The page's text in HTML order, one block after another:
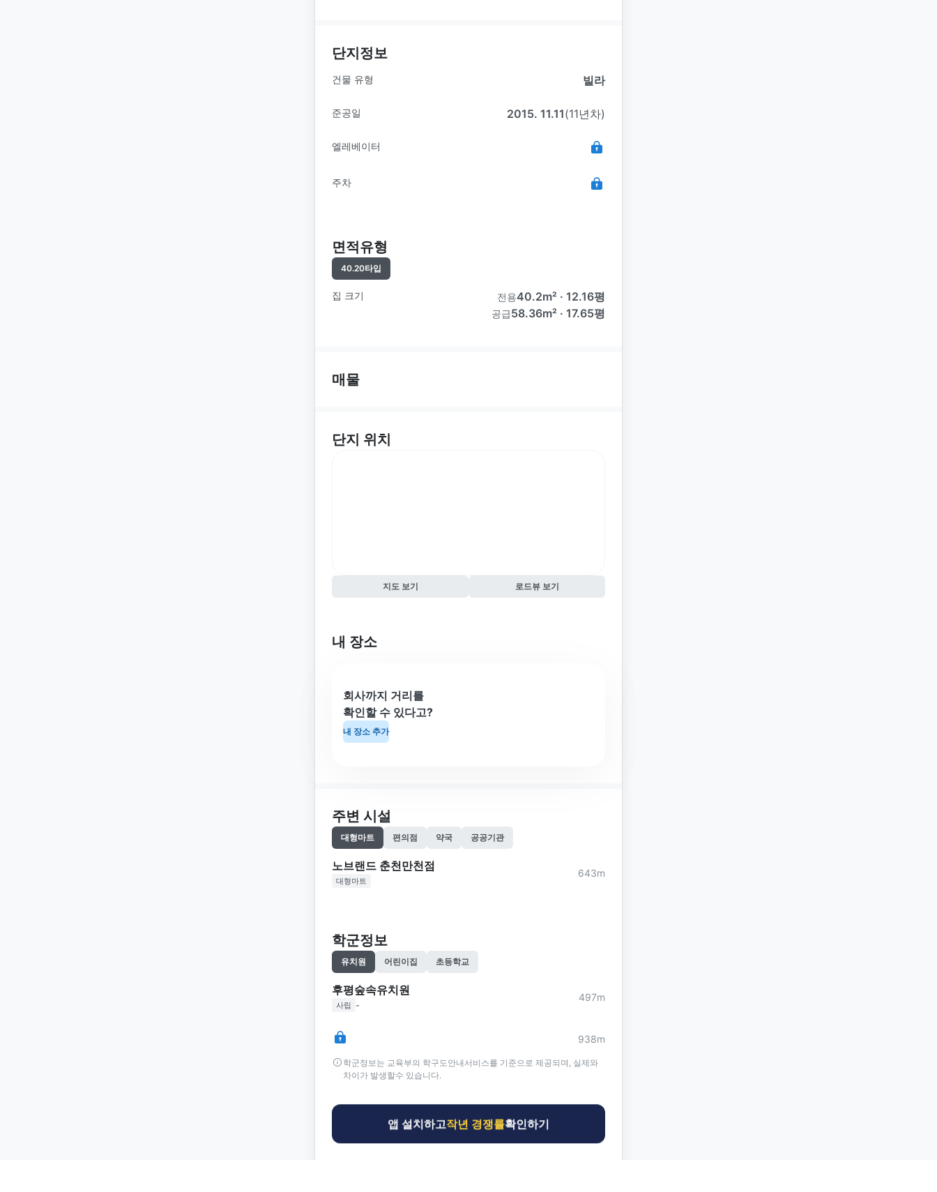
단지정보
건물 유형 빌라
준공일 2015. 11.11(11년차)
엘레베이터
주차
면적유형
40.20타입
집 크기 전용40.2m² · 12.16평
공급58.36m² · 17.65평
매물
단지 위치
지도 보기 로드뷰 보기
내 장소
회사까지 거리를
확인할 수 있다고?
내 장소 추가
주변 시설
대형마트 편의점 약국 공공기관
노브랜드 춘천만천점
대형마트
643m
학군정보
유치원 어린이집 초등학교
후평숲속유치원
사립 -
497m
938m
학군정보는 교육부의 학구도안내서비스를 기준으로 제공되며, 실제와
차이가 발생할수 있습니다.
앱 설치하고작년 경쟁률확인하기